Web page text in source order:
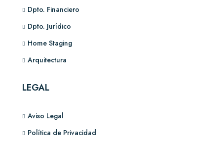
Dpto. Financiero
Dpto. Jurídico
Home Staging
Arquitectura
LEGAL
Aviso Legal
Política de Privacidad